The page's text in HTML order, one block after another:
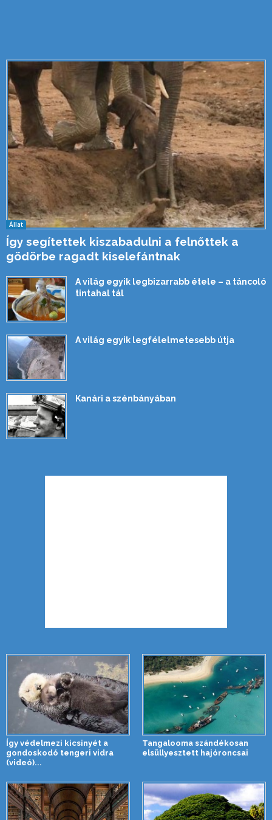
Állat
Így segítettek kiszabadulni a felnőttek a
gödörbe ragadt kiselefántnak
A világ egyik legbizarrabb étele – a táncoló
tintahal tál
A világ egyik legfélelmetesebb útja
Kanári a szénbányában
Így védelmezi kicsinyét a
gondoskodó tengeri vidra
(videó)...
Tangalooma szándékosan
elsüllyesztett hajóroncsai